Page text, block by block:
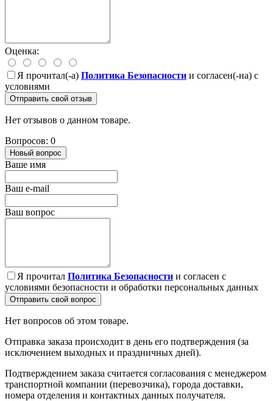
Оценка:
Я прочитал(-а) Политика Безопасности и согласен(-на) с
условиями
Отправить свой отзыв
Нет отзывов о данном товаре.
Вопросов: 0
Новый вопрос
Ваше имя
Ваш e-mail
Ваш вопрос
Я прочитал Политика Безопасности и согласен с
условиями безопасности и обработки персональных данных
Отправить свой вопрос
Нет вопросов об этом товаре.
Отправка заказа происходит в день его подтверждения (за
исключением выходных и праздничных дней).
Подтверждением заказа считается согласования с менеджером
транспортной компании (перевозчика), города доставки,
номера отделения и контактных данных получателя.